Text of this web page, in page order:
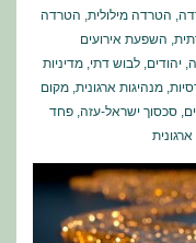
, הטרדה מילולית, הטרדה
, השפעת אירועים
, יהודים, לבוש דתי, מדיניות
, מנהיגות ארגונית, מקום
, סכסוך ישראל-עזה, פחד